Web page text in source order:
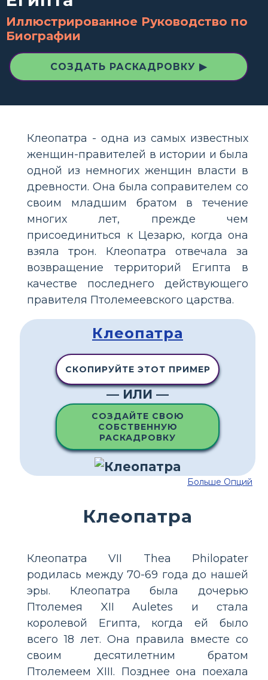
Иллюстрированное Руководство по
Биографии
СОЗДАТЬ РАСКАДРОВКУ ▶
Клеопатра - одна из самых известных
женщин-правителей в истории и была
одной из немногих женщин власти в
древности. Она была соправителем со
своим младшим братом в течение
многих лет, прежде чем
присоединиться к Цезарю, когда она
взяла трон. Клеопатра отвечала за
возвращение территорий Египта в
качестве последнего действующего
правителя Птолемеевского царства.
Клеопатра
СКОПИРУЙТЕ ЭТОТ ПРИМЕР
— ИЛИ —
СОЗДАЙТЕ СВОЮ
СОБСТВЕННУЮ
РАСКАДРОВКУ
Больше Опций
Клеопатра
Клеопатра VII Thea Philopater
родилась между 70-69 года до нашей
эры. Клеопатра была дочерью
Птолемея XII Auletes и стала
королевой Египта, когда ей было
всего 18 лет. Она правила вместе со
своим десятилетним братом
Птолемеем XIII. Позднее она поехала